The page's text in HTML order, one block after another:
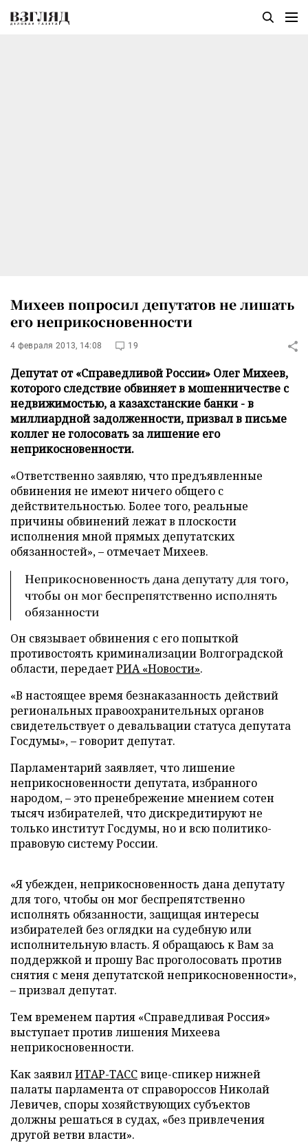
Михеев попросил депутатов не лишать
его неприкосновенности
4 февраля 2013, 14:08 19
Депутат от «Справедливой России» Олег Михеев,
которого следствие обвиняет в мошенничестве с
недвижимостью, а казахстанские банки - в
миллиардной задолженности, призвал в письме
коллег не голосовать за лишение его
неприкосновенности.
«Ответственно заявляю, что предъявленные
обвинения не имеют ничего общего с
действительностью. Более того, реальные
причины обвинений лежат в плоскости
исполнения мной прямых депутатских
обязанностей»,– отмечает Михеев.
Неприкосновенность дана депутату для того,
чтобы он мог беспрепятственно исполнять
обязанности
Он связывает обвинения с его попыткой
противостоять криминализации Волгоградской
области, передаетРИА «Новости».
«В настоящее время безнаказанность действий
региональных правоохранительных органов
свидетельствует о девальвации статуса депутата
Госдумы»,–говорит депутат.
Парламентарий заявляет, что лишение
неприкосновенности депутата, избранного
народом,– это пренебрежение мнением сотен
тысяч избирателей, что дискредитируют не
только институт Госдумы, но и всю политико-
правовую систему России.
«Я убежден, неприкосновенность дана депутату
для того, чтобы он мог беспрепятственно
исполнять обязанности, защищая интересы
избирателей без оглядки на судебную или
исполнительную власть. Я обращаюсь к Вам за
поддержкой и прошу Вас проголосовать против
снятия с меня депутатской неприкосновенности»,
–призвал депутат.
Тем временем партия «Справедливая Россия»
выступает против лишения Михеева
неприкосновенности.
Как заявилИТАР-ТАССвице-спикер нижней
палаты парламента от справороссов Николай
Левичев, споры хозяйствующих субъектов
должны решаться в судах, «без привлечения
другой ветви власти».